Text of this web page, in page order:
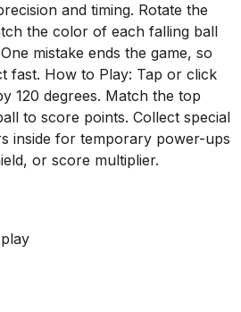
and timing. Rotate the
the color of each falling ball
mistake ends the game, so
fast. How to Play: Tap or click
120 degrees. Match the top
to score points. Collect special
inside for temporary power-ups
or score multiplier.